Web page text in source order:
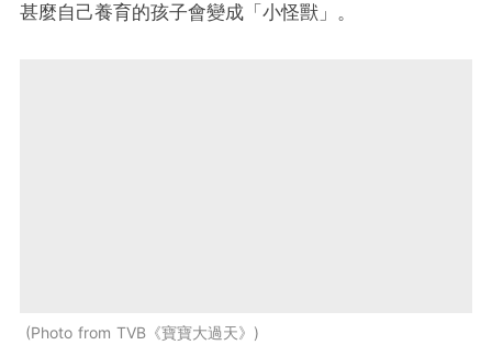
甚麼自己養育的孩子會變成「小怪獸」。
Photo from TVB《寶寶大過天》